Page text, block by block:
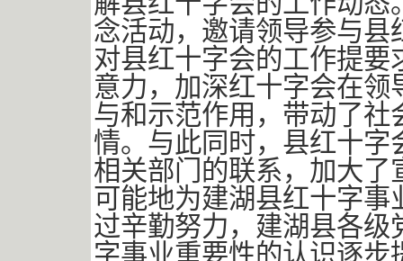
念活动，邀请领导参与
对县红十字会的工作提
意力，加深红十字会在
与和示范作用，带动了
情。与此同时，县红十
相关部门的联系，加大
可能地为建湖县红十字
过辛勤努力，建湖县各
字事业重要性的认识逐